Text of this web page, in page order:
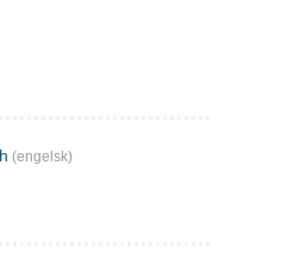
(engelsk)